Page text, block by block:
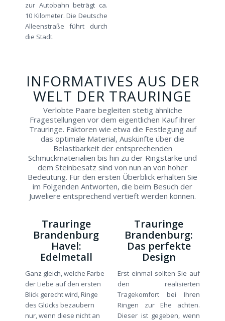
zur Autobahn beträgt ca.
10 Kilometer. Die Deutsche
Alleenstraße führt durch
die Stadt.
INFORMATIVES AUS DER
WELT DER TRAURINGE
Verlobte Paare begleiten stetig ähnliche
Fragestellungen vor dem eigentlichen Kauf ihrer
Trauringe. Faktoren wie etwa die Festlegung auf
das optimale Material, Auskünfte über die
Belastbarkeit der entsprechenden
Schmuckmaterialien bis hin zu der Ringstärke und
dem Steinbesatz sind von nun an von hoher
Bedeutung. Für den ersten Überblick erhalten Sie
im Folgenden Antworten, die beim Besuch der
Juweliere entsprechend vertieft werden können.
Trauringe
Brandenburg
Havel:
Edelmetall
Ganz gleich, welche Farbe
der Liebe auf den ersten
Blick gerecht wird, Ringe
des Glücks bezaubern
nur, wenn diese nicht an
Trauringe
Brandenburg:
Das perfekte
Design
Erst einmal sollten Sie auf
den realisierten
Tragekomfort bei Ihren
Ringen zur Ehe achten.
Dieser ist gegeben, wenn